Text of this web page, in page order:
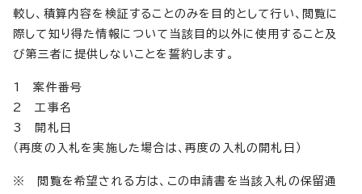
較し、積算内容を検証することのみを目的として行い、閲覧に
際して知り得た情報について当該目的以外に使用すること及
び第三者に提供しないことを誓約します。
1 案件番号
2 工事名
3 開札日
（再度の入札を実施した場合は、再度の入札の開札日）
※ 閲覧を希望される方は、この申請書を当該入札の保留通